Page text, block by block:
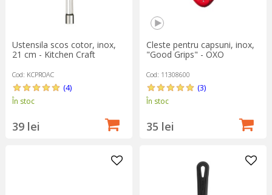
Ustensila scos cotor, inox,
21 cm - Kitchen Craft
Cod: KCPROAC
(4)
În stoc
39 lei
Cleste pentru capsuni, inox,
"Good Grips" - OXO
Cod: 11308600
(3)
În stoc
35 lei